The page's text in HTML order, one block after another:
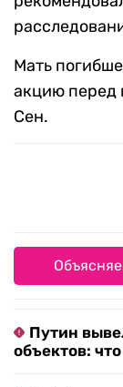
Мать
акцию перед
Сен.
Путин
объектов: